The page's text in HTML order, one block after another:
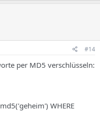
#14
per MD5 verschlüsseln:
WHERE